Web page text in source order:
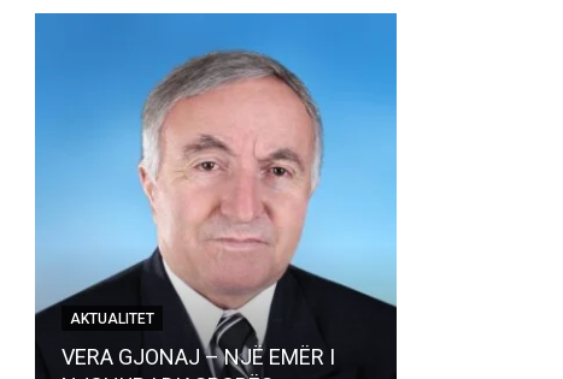
AKTUALITET
VERA GJONAJ – NJË EMËR I